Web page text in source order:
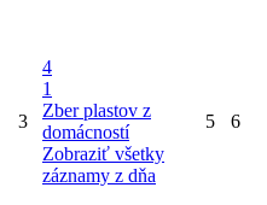
3
4
1
Zber plastov z
domácností
Zobraziť všetky
záznamy z dňa
5 6